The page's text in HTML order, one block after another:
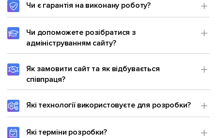
Чи є гарантія на виконану роботу?
Чи допоможете розібратися з
адмініструванням сайту?
Як замовити сайт та як відбувається
співпраця?
Які технології використовуєте для розробки?
Які терміни розробки?